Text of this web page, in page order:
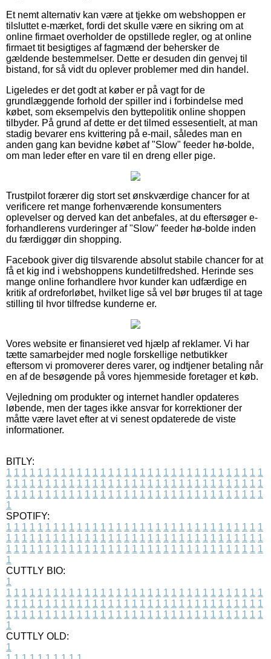
Et nemt alternativ kan være at tjekke om webshoppen er
tilsluttet e-mærket, fordi det skulle være en sikring om at
online firmaet overholder de opstillede regler, og at online
firmaet tit besigtiges af fagmænd der behersker de
gældende bestemmelser. Dette er desuden din genvej til
bistand, for så vidt du oplever problemer med din handel.
Ligeledes er det godt at køber er på vagt for de
grundlæggende forhold der spiller ind i forbindelse med
købet, som eksempelvis den byttepolitik online shoppen
tilbyder. På grund af dette er det tilmed essesentielt, at man
stadig bevarer ens kvittering på e-mail, således man en
anden gang kan bevidne købet af "Slow" feeder hø-bolde,
om man leder efter en vare til en dreng eller pige.
Trustpilot forærer dig stort set ønskværdige chancer for at
verificere ret mange forhenværende konsumenters
oplevelser og derved kan det anbefales, at du eftersøger e-
forhandlerens vurderinger af "Slow" feeder hø-bolde inden
du færdiggør din shopping.
Facebook giver dig tilsvarende absolut stabile chancer for at
få et kig ind i webshoppens kundetilfredshed. Herinde ses
mange online forhandlere hvor kunder kan udfærdige en
kritik af ordreforløbet, hvilket lige så vel bør bruges til at tage
stilling til hvor tilfredse kunderne er.
Vores website er finansieret ved hjælp af reklamer. Vi har
tætte samarbejder med nogle forskellige netbutikker
eftersom vi promoverer deres varer, og indtjener betaling når
en af de besøgende på vores hjemmeside foretager et køb.
Vejledning om produkter og internet handler opdateres
løbende, men der tages ikke ansvar for korrektioner der
måtte være lavet efter at vi senest opdaterede de viste
informationer.
BITLY:
1 1 1 1 1 1 1 1 1 1 1 1 1 1 1 1 1 1 1 1 1 1 1 1 1 1 1 1 1 1 1 1 1
1 1 1 1 1 1 1 1 1 1 1 1 1 1 1 1 1 1 1 1 1 1 1 1 1 1 1 1 1 1 1 1 1
1 1 1 1 1 1 1 1 1 1 1 1 1 1 1 1 1 1 1 1 1 1 1 1 1 1 1 1 1 1 1 1 1
1
SPOTIFY:
1 1 1 1 1 1 1 1 1 1 1 1 1 1 1 1 1 1 1 1 1 1 1 1 1 1 1 1 1 1 1 1 1
1 1 1 1 1 1 1 1 1 1 1 1 1 1 1 1 1 1 1 1 1 1 1 1 1 1 1 1 1 1 1 1 1
1 1 1 1 1 1 1 1 1 1 1 1 1 1 1 1 1 1 1 1 1 1 1 1 1 1 1 1 1 1 1 1 1
1
CUTTLY BIO:
1
1 1 1 1 1 1 1 1 1 1 1 1 1 1 1 1 1 1 1 1 1 1 1 1 1 1 1 1 1 1 1 1 1
1 1 1 1 1 1 1 1 1 1 1 1 1 1 1 1 1 1 1 1 1 1 1 1 1 1 1 1 1 1 1 1 1
1 1 1 1 1 1 1 1 1 1 1 1 1 1 1 1 1 1 1 1 1 1 1 1 1 1 1 1 1 1 1 1 1
1
CUTTLY OLD:
1